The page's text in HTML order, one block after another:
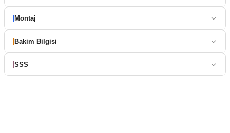
Montaj
Bakim Bilgisi
SSS